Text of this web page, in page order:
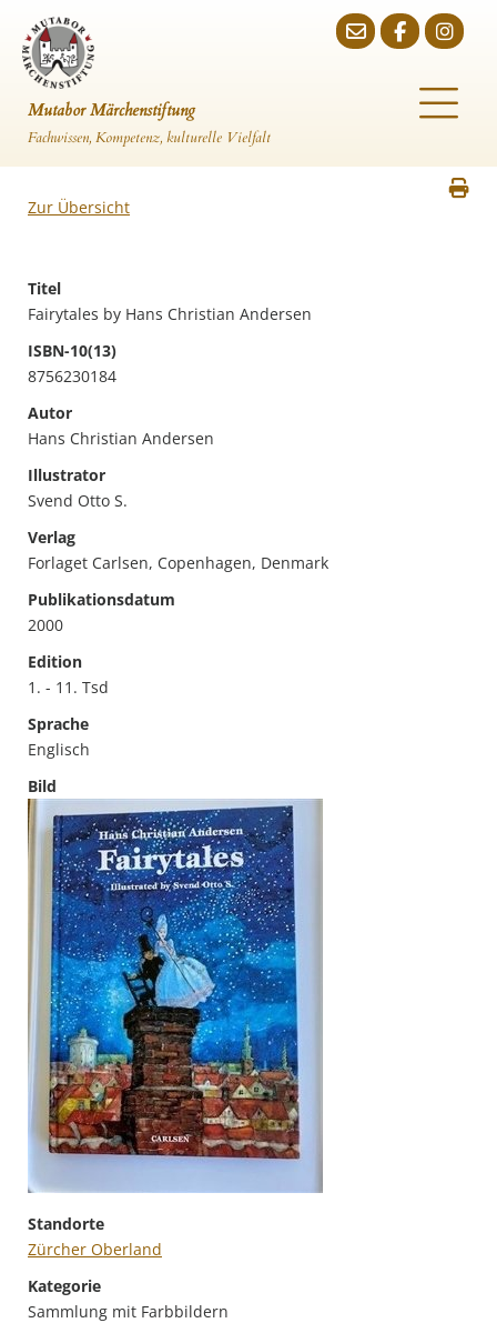
Mutabor Märchenstiftung
Fachwissen, Kompetenz, kulturelle Vielfalt
Zur Übersicht
Titel
Fairytales by Hans Christian Andersen
ISBN-10(13)
8756230184
Autor
Hans Christian Andersen
Illustrator
Svend Otto S.
Verlag
Forlaget Carlsen, Copenhagen, Denmark
Publikationsdatum
2000
Edition
1. - 11. Tsd
Sprache
Englisch
Bild
Standorte
Zürcher Oberland
Kategorie
Sammlung mit Farbbildern